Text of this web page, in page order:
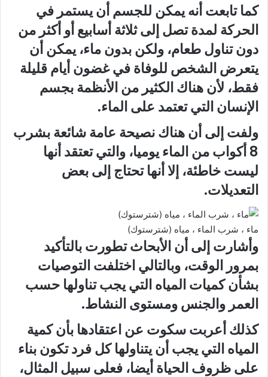
كما تابعت أنه يمكن للجسم أن يستمر في
الحركة لمدة تصل إلى ثلاثة أسابيع أو أكثر من
دون تناول طعام، ولكن بدون ماء، يمكن أن
يتعرض الشخص للوفاة في غضون أيام قليلة
فقط، لأن هناك الكثير من الأنظمة بجسم
الإنسان التي تعتمد على الماء.
ولفت إلى أن هناك نصيحة عامة شائعة بشرب
8 أكواب من الماء يوميا، والتي تعتقد أنها
ليست خاطئة، إلا أنها تحتاج إلى بعض
التعديلات.
ماء ، شرب الماء ، مياه (شترستوك)
وأشارت إلى أن الأبحاث تطورت بالتأكيد
بمرور الوقت، وبالتالي اختلفت التوصيات
بشأن كميات المياه التي يجب تناولها حسب
العمر والجنس ومستوى النشاط.
كذلك أعربت سكوت عن اعتقادها بأن كمية
المياه التي يجب أن يتناولها كل فرد تكون بناء
على ظروف الحياة أيضا، فعلى سبيل المثال،